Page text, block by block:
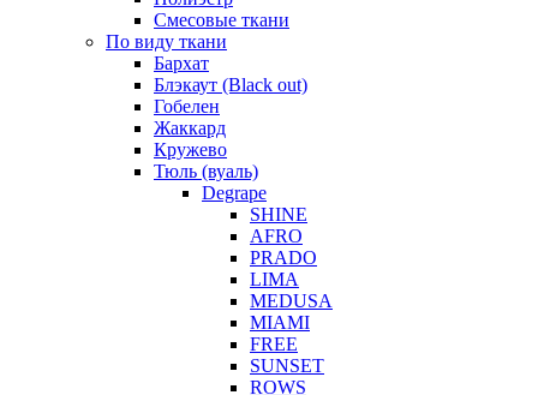
Смесовые ткани
По виду ткани
Бархат
Блэкаут (Black out)
Гобелен
Жаккард
Кружево
Тюль (вуаль)
Degrape
SHINE
AFRO
PRADO
LIMA
MEDUSA
MIAMI
FREE
SUNSET
ROWS